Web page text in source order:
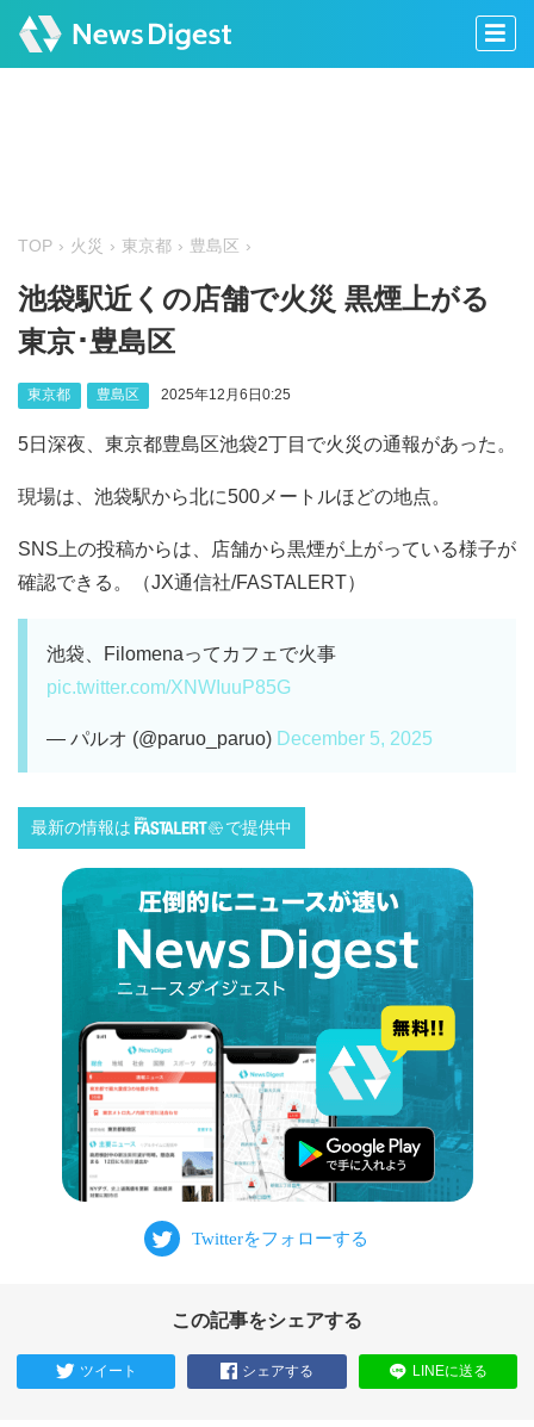
TOP 火災 東京都 豊島区
池袋駅近くの店舗で火災 黒煙上がる
東京･豊島区
東京都 豊島区 2025年12月6日0:25
5日深夜、東京都豊島区池袋2丁目で火災の通報があった。
現場は、池袋駅から北に500メートルほどの地点。
SNS上の投稿からは、店舗から黒煙が上がっている様子が
確認できる。（JX通信社/FASTALERT）
池袋、Filomenaってカフェで火事
pic.twitter.com/XNWIuuP85G
— パルオ (@paruo_paruo) December 5, 2025
最新の情報は で提供中
この記事をシェアする
ツイート シェアする LINEに送る